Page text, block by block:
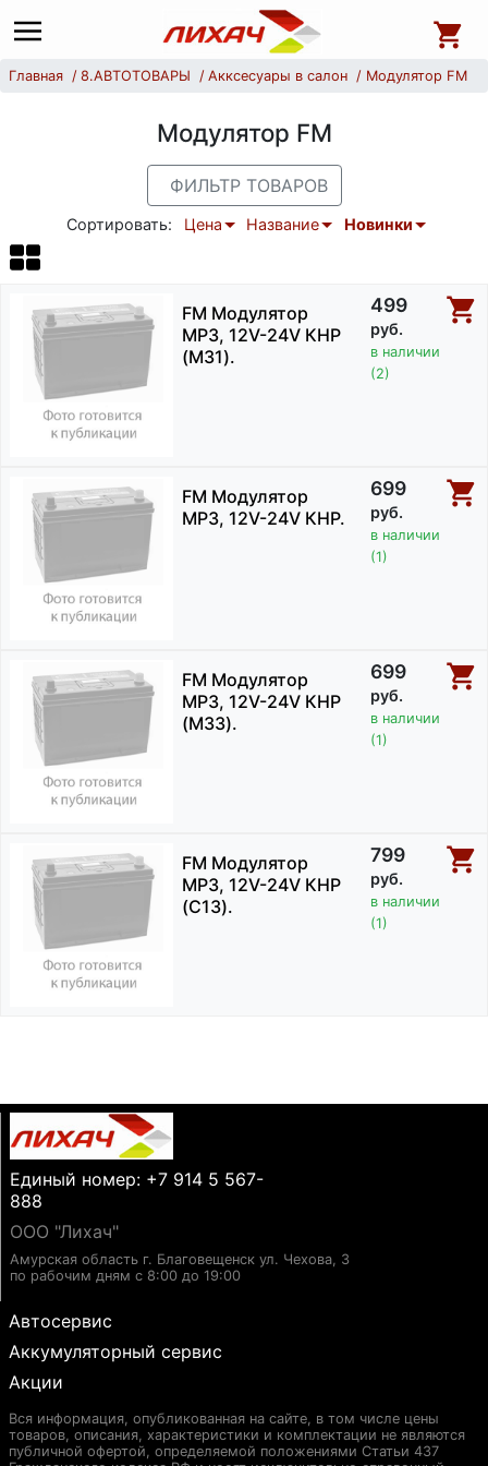
Главная 8.АВТОТОВАРЫ Акксесуары в салон Модулятор FM
Модулятор FM
ФИЛЬТР ТОВАРОВ
Сортировать: Цена Название Новинки
FM Модулятор
MP3, 12V-24V КНР
(M31).
499
руб.
в наличии
(2)
FM Модулятор
MP3, 12V-24V КНР.
699
руб.
в наличии
(1)
FM Модулятор
MP3, 12V-24V КНР
(M33).
699
руб.
в наличии
(1)
FM Модулятор
MP3, 12V-24V КНР
(C13).
799
руб.
в наличии
(1)
Единый номер: +7 914 5 567-
888
ООО "Лихач"
Амурская область г. Благовещенск ул. Чехова, 3
по рабочим дням с 8:00 до 19:00
Автосервис
Аккумуляторный сервис
Акции
Вся информация, опубликованная на сайте, в том числе цены
товаров, описания, характеристики и комплектации не являются
публичной офертой, определяемой положениями Статьи 437